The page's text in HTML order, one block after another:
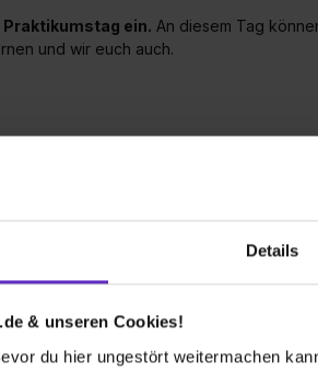
Details
& unseren Cookies!
du hier ungestört weitermachen
Praktikumstag ein. An diesem Tag
und wir euch auch.
haben wir manchmal junge Menschen, die
Also kann jede noch so
ausgeschrieben?
Prüfung wird der Ausbildungsplatz neu